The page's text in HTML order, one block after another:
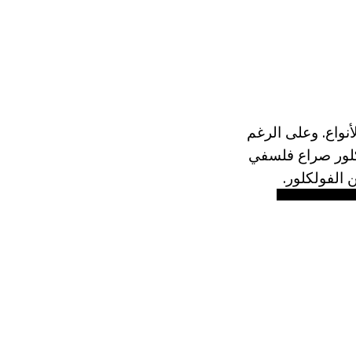
وعلى الرغم
صراع فلسفي